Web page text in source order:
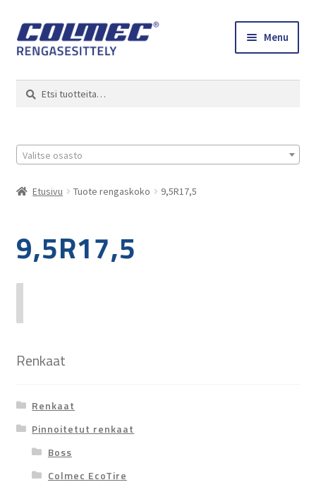
Skip
to
Skip
to
Menu
Colmec
0 tuotetta tarjouspyynnössä
Etsi:
Haku
Valitse osasto
Etusivu Tuote rengaskoko 9,5R17,5
9,5R17,5
Renkaat
Renkaat
Pinnoitetut renkaat
Boss
Colmec EcoTire